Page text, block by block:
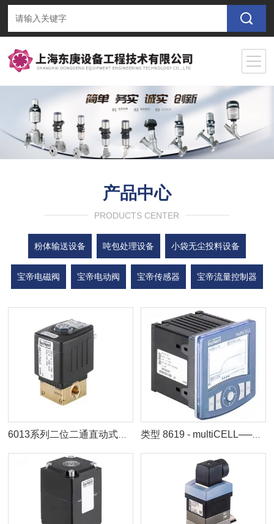
产品中心
PRODUCTS CENTER
粉体输送设备 吨包处理设备 小袋无尘投料设备
宝帝电磁阀 宝帝电动阀 宝帝传感器 宝帝流量控制器
宝帝流体控制系统 宝帝过程控制阀 宝帝气动过程
宝帝电磁控制阀 宝帝微流量产品及泵 宝德电磁阀
变送器仪表 手套箱投料设备 包装设备 计量配料系统
粉体存储设备 化工装备设备
工艺包及设计技术 粉碎设备 混合设备 卸料设备
东洋克斯软管接头 技术装备
类型 8619 - multiCELL──多通道/多功能变送器/控制器